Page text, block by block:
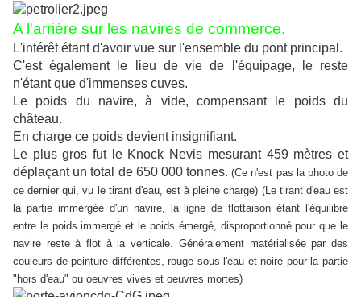
A l'arrière sur les navires de commerce.
L'intérêt étant d'avoir vue sur l'ensemble du pont principal.
C'est également le lieu de vie de l'équipage, le reste
n'étant que d'immenses cuves.
Le poids du navire, à vide, compensant le poids du
château.
En charge ce poids devient insignifiant.
Le plus gros fut le Knock Nevis mesurant 459 mètres et
déplaçant un total de 650 000 tonnes.(Ce n'est pas la photo de
ce dernier qui, vu le tirant d'eau, est à pleine charge) (Le tirant d'eau est
la partie immergée d'un navire, la ligne de flottaison étant l'équilibre
entre le poids immergé et le poids émergé, disproportionné pour que le
navire reste à flot à la verticale. Généralement matérialisée par des
couleurs de peinture différentes, rouge sous l'eau et noire pour la partie
"hors d'eau" ou oeuvres vives et oeuvres mortes)